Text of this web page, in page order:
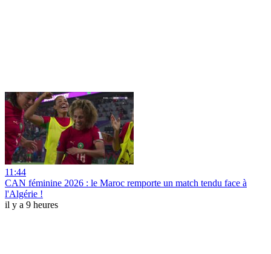
11:44
CAN féminine 2026 : le Maroc remporte un match tendu face à
l'Algérie !
il y a 9 heures